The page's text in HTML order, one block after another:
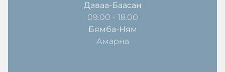
Даваа-Баасан
09.00 - 18.00
Бямба-Ням
Амарна